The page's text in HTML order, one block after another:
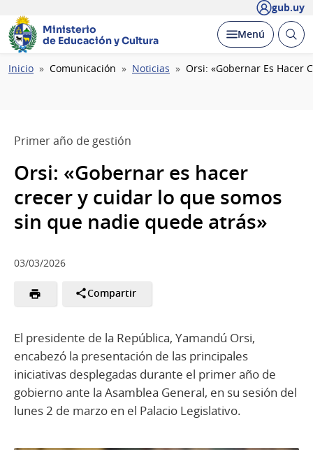
gub.uy
Ministerio
de Educación y Cultura
Desplegar
Menú Abrir
Ruta
Inicio Comunicación Noticias Orsi: «Gobernar Es Hacer
Primer año de gestión
Orsi: «Gobernar es hacer
crecer y cuidar lo que somos
sin que nadie quede atrás»
03/03/2026
Compartir
El presidente de la República, Yamandú Orsi,
encabezó la presentación de las principales
iniciativas desplegadas durante el primer año de
gobierno ante la Asamblea General, en su sesión del
lunes 2 de marzo en el Palacio Legislativo.